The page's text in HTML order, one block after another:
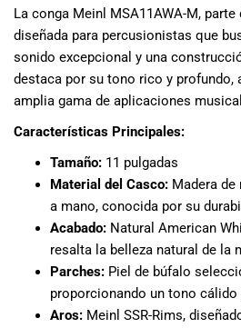
teclados y
para
todas las
Nuestro
música
aquí para
ayudarte
encontrar
equipo de
audio
La conga Meinl MSA11AWA-M,
diseñada para percusionistas que
sonido excepcional y una
destaca por su tono rico y profundo,
amplia gama de aplicaciones
Características Principales:
Tamaño: 11 pulgadas
Material del Casco: Madera
a mano, conocida por su
Acabado: Natural American
resalta la belleza natural de la
Parches: Piel de búfalo
proporcionando un tono cálido
Aros: Meinl SSR-Rims,